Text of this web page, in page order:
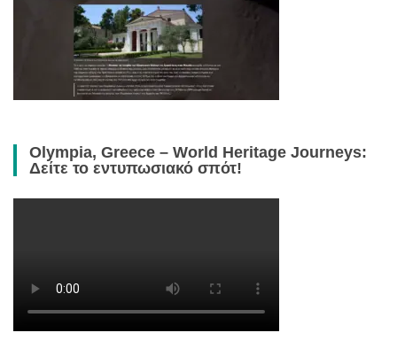
Olympia, Greece – World Heritage Journeys:
Δείτε το εντυπωσιακό σπότ!